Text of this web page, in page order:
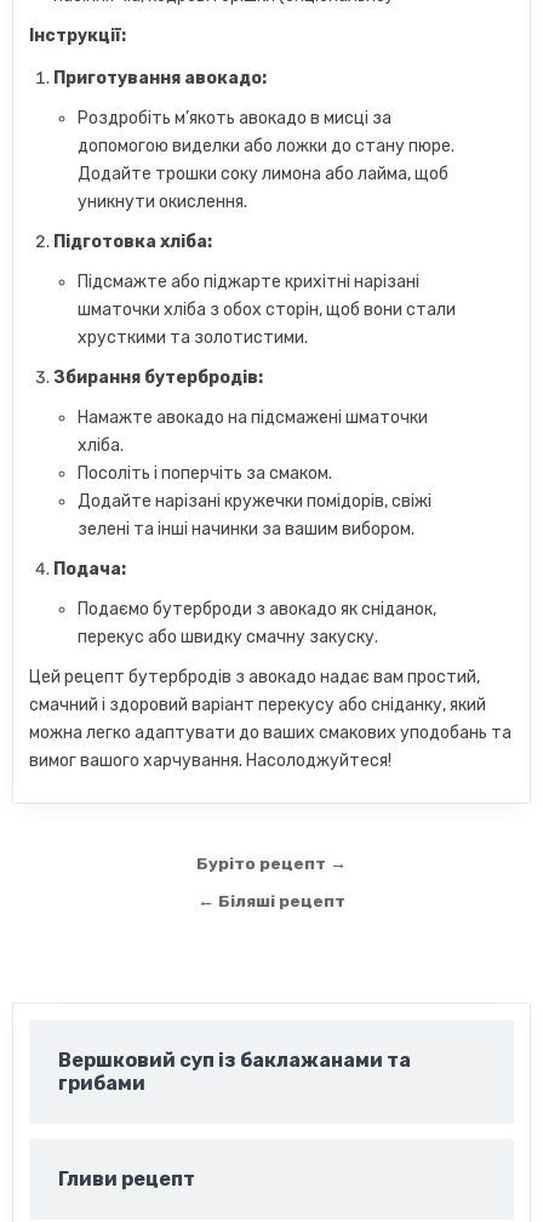
Інструкції:
Приготування авокадо:
Роздробіть м’якоть авокадо в мисці за
допомогою виделки або ложки до стану пюре.
Додайте трошки соку лимона або лайма, щоб
уникнути окислення.
Підготовка хліба:
Підсмажте або піджарте крихітні нарізані
шматочки хліба з обох сторін, щоб вони стали
хрусткими та золотистими.
Збирання бутербродів:
Намажте авокадо на підсмажені шматочки
хліба.
Посоліть і поперчіть за смаком.
Додайте нарізані кружечки помідорів, свіжі
зелені та інші начинки за вашим вибором.
Подача:
Подаємо бутерброди з авокадо як сніданок,
перекус або швидку смачну закуску.
Цей рецепт бутербродів з авокадо надає вам простий,
смачний і здоровий варіант перекусу або сніданку, який
можна легко адаптувати до ваших смакових уподобань та
вимог вашого харчування. Насолоджуйтеся!
Буріто рецепт →
← Біляші рецепт
Вершковий суп із баклажанами та
грибами
Гливи рецепт